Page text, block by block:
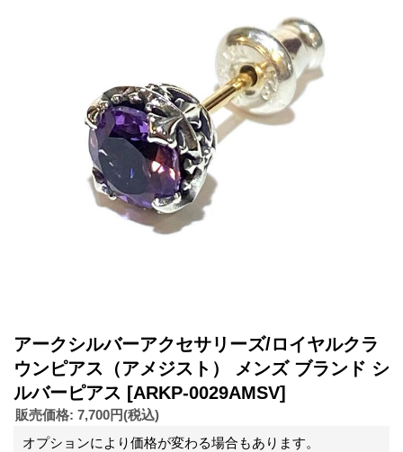
アークシルバーアクセサリーズ/ロイヤルクラ
ウンピアス（アメジスト） メンズ ブランド シ
ルバーピアス [ARKP-0029AMSV]
販売価格: 7,700円(税込)
オプションにより価格が変わる場合もあります。